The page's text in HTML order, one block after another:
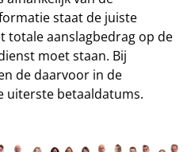
staat de juiste
totale aanslagbedrag op de
moet staan. Bij
de daarvoor in de
uiterste betaaldatums.